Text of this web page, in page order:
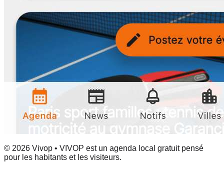
© 2026 Vivop • VIVOP est un agenda local gratuit pensé
pour les habitants et les visiteurs.